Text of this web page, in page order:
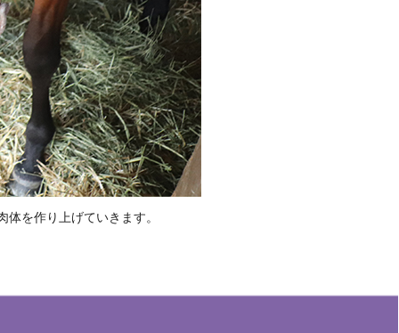
を作り上げていきます。